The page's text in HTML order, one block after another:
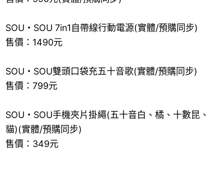
SOU・SOU 7in1自帶線行動電源(實體/預購同步)
售價：1490元
SOU・SOU雙頭口袋充五十音歌(實體/預購同步)
售價：799元
SOU・SOU手機夾片掛繩(五十音白、橘、十數昆、
貓)(實體/預購同步)
售價：349元